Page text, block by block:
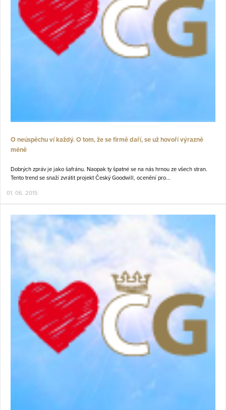
O neúspěchu ví každý. O tom, že se firmě daří, se už hovoří výrazně
méně
Dobrých zpráv je jako šafránu. Naopak ty špatné se na nás hrnou ze všech stran.
Tento trend se snaží zvrátit projekt Český Goodwill, ocenění pro...
01. 06. 2015